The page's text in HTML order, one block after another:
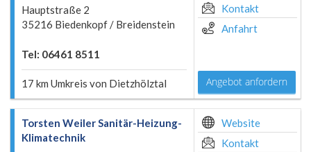
Hauptstraße 2
35216 Biedenkopf / Breidenstein
Tel: 06461 8511
17 km Umkreis von Dietzhölztal
Kontakt
Anfahrt
Angebot anfordern
Torsten Weiler Sanitär-Heizung-
Klimatechnik
Website
Kontakt